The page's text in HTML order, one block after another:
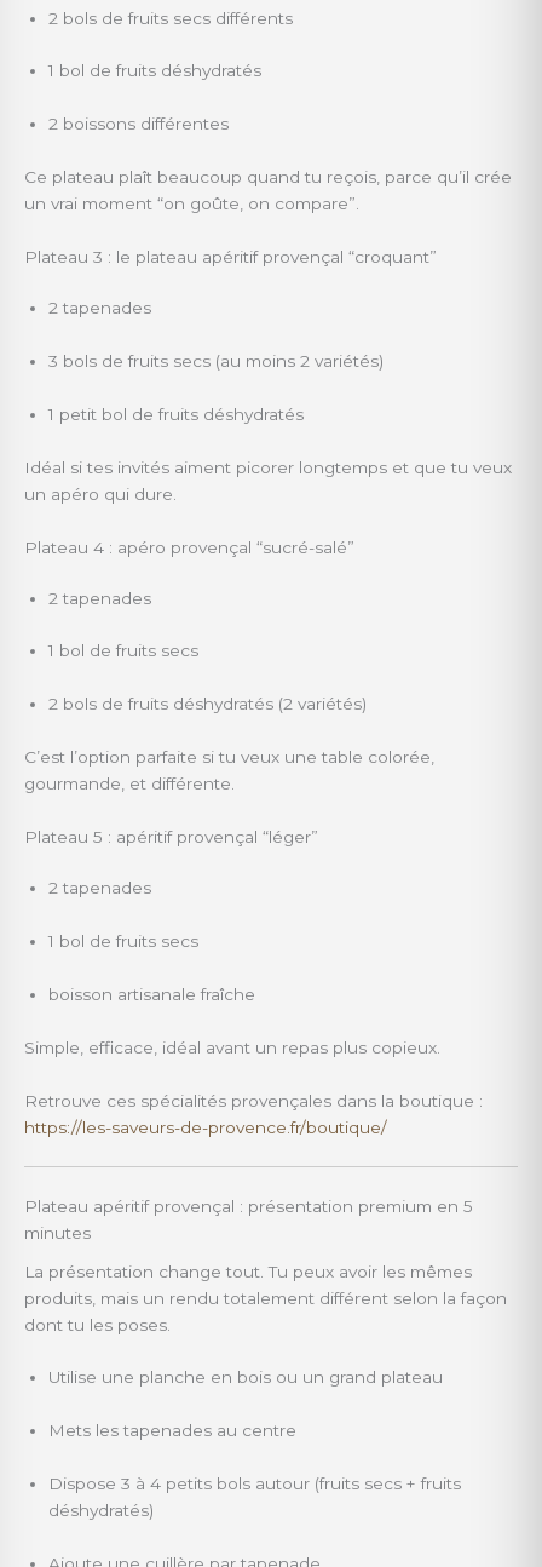
2 bols de fruits secs différents
1 bol de fruits déshydratés
2 boissons différentes
Ce plateau plaît beaucoup quand tu reçois, parce qu’il crée
un vrai moment “on goûte, on compare”.
Plateau 3 : le plateau apéritif provençal “croquant”
2 tapenades
3 bols de fruits secs (au moins 2 variétés)
1 petit bol de fruits déshydratés
Idéal si tes invités aiment picorer longtemps et que tu veux
un apéro qui dure.
Plateau 4 : apéro provençal “sucré-salé”
2 tapenades
1 bol de fruits secs
2 bols de fruits déshydratés (2 variétés)
C’est l’option parfaite si tu veux une table colorée,
gourmande, et différente.
Plateau 5 : apéritif provençal “léger”
2 tapenades
1 bol de fruits secs
boisson artisanale fraîche
Simple, efficace, idéal avant un repas plus copieux.
Retrouve ces spécialités provençales dans la boutique :
https://les-saveurs-de-provence.fr/boutique/
Plateau apéritif provençal : présentation premium en 5
minutes
La présentation change tout. Tu peux avoir les mêmes
produits, mais un rendu totalement différent selon la façon
dont tu les poses.
Utilise une planche en bois ou un grand plateau
Mets les tapenades au centre
Dispose 3 à 4 petits bols autour (fruits secs + fruits
déshydratés)